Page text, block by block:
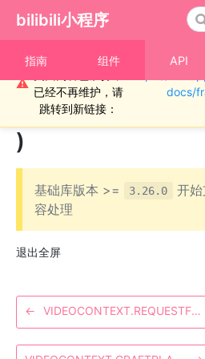
bilibili小程序
指南 组件 API
⚠
重要通知！！！本
已经不再维护，请
跳转到新链接：
docs/
› 视频
)
基础库版本 >= 3.26.0
开
容处理
退出全屏
← VIDEOCONTEXT.REQUESTFULLSCREEN